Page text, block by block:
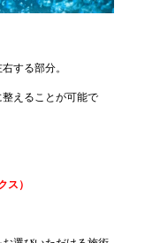
する部分。
えることが可能で
）